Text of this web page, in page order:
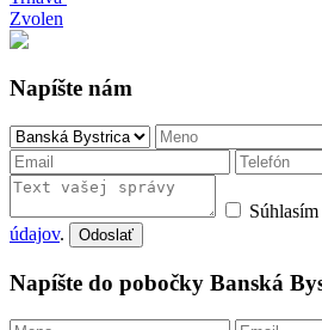
Zvolen
Napíšte nám
Súhlasím
údajov. Odoslať
Napíšte do pobočky Banská